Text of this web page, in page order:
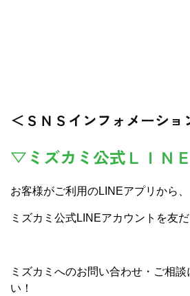
＜ＳＮＳインフォメーショ
▽ミズカミ公式ＬＩＮ
お客様がご利用のLINEアプリから、
ミズカミ公式LINEアカウントを友
ミズカミへのお問い合わせ・ご相
い！